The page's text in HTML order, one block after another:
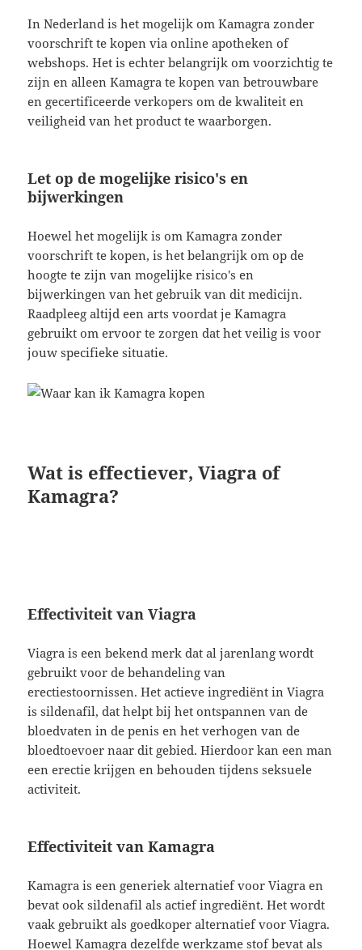
In Nederland is het mogelijk om Kamagra zonder
voorschrift te kopen via online apotheken of
webshops. Het is echter belangrijk om voorzichtig te
zijn en alleen Kamagra te kopen van betrouwbare
en gecertificeerde verkopers om de kwaliteit en
veiligheid van het product te waarborgen.
Let op de mogelijke risico's en
bijwerkingen
Hoewel het mogelijk is om Kamagra zonder
voorschrift te kopen, is het belangrijk om op de
hoogte te zijn van mogelijke risico's en
bijwerkingen van het gebruik van dit medicijn.
Raadpleeg altijd een arts voordat je Kamagra
gebruikt om ervoor te zorgen dat het veilig is voor
jouw specifieke situatie.
Wat is effectiever, Viagra of
Kamagra?
Effectiviteit van Viagra
Viagra is een bekend merk dat al jarenlang wordt
gebruikt voor de behandeling van
erectiestoornissen. Het actieve ingrediënt in Viagra
is sildenafil, dat helpt bij het ontspannen van de
bloedvaten in de penis en het verhogen van de
bloedtoevoer naar dit gebied. Hierdoor kan een man
een erectie krijgen en behouden tijdens seksuele
activiteit.
Effectiviteit van Kamagra
Kamagra is een generiek alternatief voor Viagra en
bevat ook sildenafil als actief ingrediënt. Het wordt
vaak gebruikt als goedkoper alternatief voor Viagra.
Hoewel Kamagra dezelfde werkzame stof bevat als